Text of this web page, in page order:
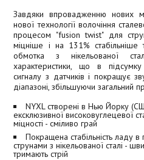
Завдяки впровадженню нових
нової технології волочіння
процесом "fusion twist" для
міцніше і на 131%
обмотка з нікельованої
характеристики, що в
сигналу з датчиків і покращує
діапазоні, збільшуючи загальний
NYXL створені в Нью Йорку
ексклюзивної високовуглецевої
міцності - сміливо грай
Покращена стабільність ладу в
струнами з нікельованої сталі -
тримають стрій